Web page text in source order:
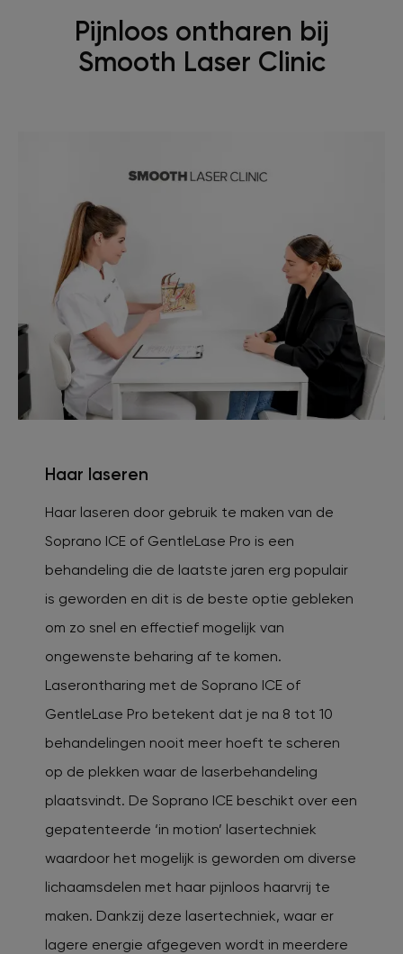
Pijnloos ontharen bij
Smooth Laser Clinic
Haar laseren
Haar laseren door gebruik te maken van de
Soprano ICE of GentleLase Pro is een
behandeling die de laatste jaren erg populair
is geworden en dit is de beste optie gebleken
om zo snel en effectief mogelijk van
ongewenste beharing af te komen.
Laserontharing met de Soprano ICE of
GentleLase Pro betekent dat je na 8 tot 10
behandelingen nooit meer hoeft te scheren
op de plekken waar de laserbehandeling
plaatsvindt. De Soprano ICE beschikt over een
gepatenteerde ‘in motion’ lasertechniek
waardoor het mogelijk is geworden om diverse
lichaamsdelen met haar pijnloos haarvrij te
maken. Dankzij deze lasertechniek, waar er
lagere energie afgegeven wordt in meerdere